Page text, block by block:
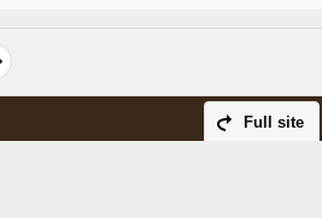
Full site